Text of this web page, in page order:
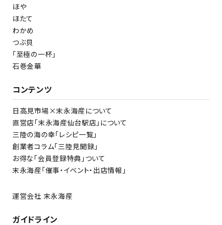
ほや
ほたて
わかめ
つぶ貝
「至極の一杯」
石巻金華
コンテンツ
日高見市場×末永海産について
直営店「末永海産仙台駅店」について
三陸の海の幸「レシピ一覧」
創業者コラム「三陸見聞録」
お得な「会員登録特典」ついて
末永海産「催事・イベント・出店情報」
運営会社 末永海産
ガイドライン